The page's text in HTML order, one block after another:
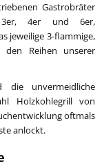
Gastrobräter
3er, 4er und 6er,
jeweilige 3-flammige,
den Reihen unserer
die unvermeidliche
Holzkohlegrill von
oftmals
anlockt.